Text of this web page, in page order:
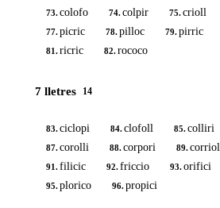
73.colofo 74.colpir 75.crioll
77.picric 78.pilloc 79.pirric
81.ricric 82.rococo
7 lletres 14
83.ciclopi 84.clofoll 85.colliri
87.corolli 88.corpori 89.corriol
91.filicic 92.friccio 93.orifici
95.plorico 96.propici